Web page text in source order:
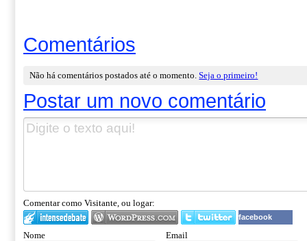
Comentários
Não há comentários postados até o momento.Seja o primeiro!
Postar um novo comentário
Comentar como Visitante, ou logar:
facebook
Nome Email